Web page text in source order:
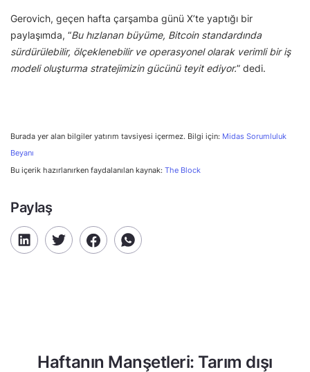
Gerovich, geçen hafta çarşamba günü X’te yaptığı bir
paylaşımda, “Bu hızlanan büyüme, Bitcoin standardında
sürdürülebilir, ölçeklenebilir ve operasyonel olarak verimli bir iş
modeli oluşturma stratejimizin gücünü teyit ediyor.” dedi.
Burada yer alan bilgiler yatırım tavsiyesi içermez. Bilgi için: Midas Sorumluluk
Beyanı
Bu içerik hazırlanırken faydalanılan kaynak: The Block
Paylaş
Haftanın Manşetleri: Tarım dışı